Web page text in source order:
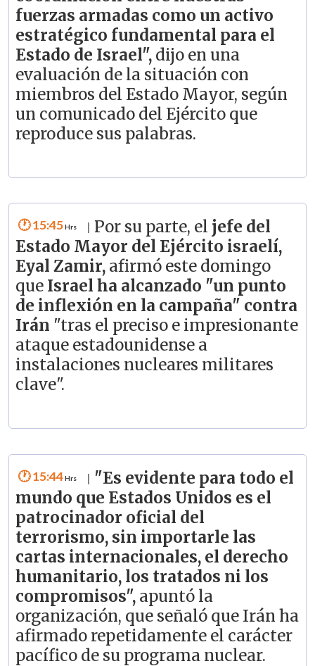
fuerzas armadas como un activo
estratégico fundamental para el
Estado de Israel", dijo en una
evaluación de la situación con
miembros del Estado Mayor, según
un comunicado del Ejército que
reproduce sus palabras.
15:45 Por su parte, el jefe del
Estado Mayor del Ejército israelí,
Eyal Zamir,afirmó este domingo
que Israel ha alcanzado "un punto
de inflexión en la campaña" contra
Irán "tras el preciso e impresionante
ataque estadounidense a
instalaciones nucleares militares
clave".
15:44
"Es evidente para todo el
mundo que Estados Unidos es el
patrocinador oficial del
terrorismo, sin importarle las
cartas internacionales, el derecho
humanitario, los tratados ni los
compromisos",apuntó la
organización, que señaló que Irán ha
afirmado repetidamente el carácter
pacífico de su programa nuclear.